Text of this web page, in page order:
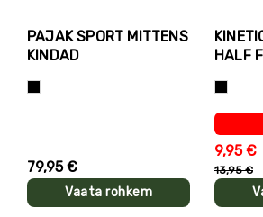
PAJAK SPORT MITTENS
KINDAD
79,95 €
Vaata rohkem
HALF
9,95 €
13,95 €